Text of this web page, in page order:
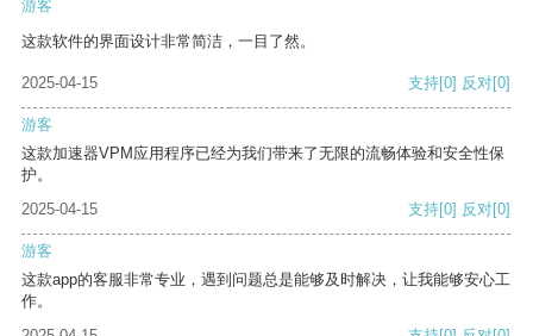
游客
这款软件的界面设计非常简洁，一目了然。
2025-04-15 支持[0] 反对[0]
游客
这款加速器VPM应用程序已经为我们带来了无限的流畅体验和安全性保
护。
2025-04-15
支持[0] 反对[0]
游客
这款app的客服非常专业，遇到问题总是能够及时解决，让我能够安心工
作。